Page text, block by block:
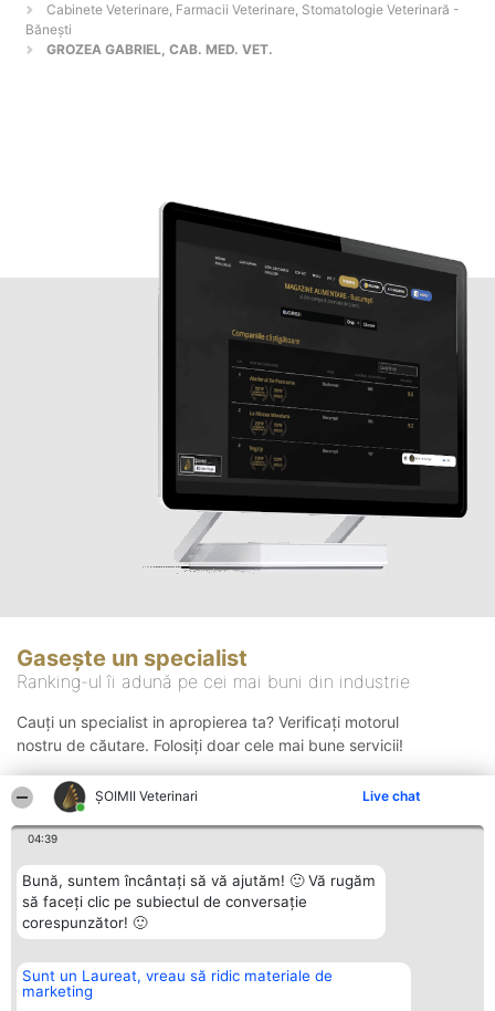
ȘOIMII Veterinari Live chat
04:39
Bună, suntem încântați să vă ajutăm! 🙂 Vă rugăm
să faceți clic pe subiectul de conversație
corespunzător! 🙂
Sunt un Laureat, vreau să ridic materiale de
marketing
Cabinete Veterinare, Farmacii Veterinare, Stomatologie Veterinară -
Băneşti
GROZEA GABRIEL, CAB. MED. VET.
Gasește un specialist
Ranking-ul îi adună pe cei mai buni din industrie
Cauți un specialist in apropierea ta? Verificați motorul
nostru de căutare. Folosiți doar cele mai bune servicii!
Organizator Ranking
BRIGHT SOLUTIONS BR SRL
Plebiscyt Contact